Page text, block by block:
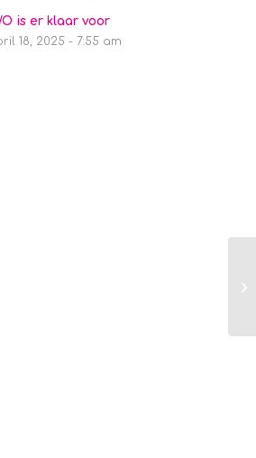
is er klaar voor
18, 2025 - 7:55 am